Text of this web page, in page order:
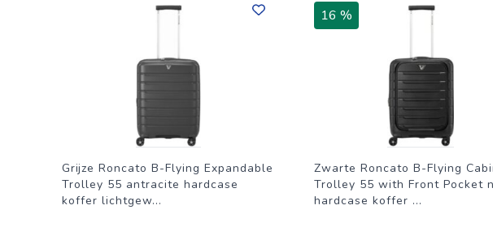
douane of security. Ons advies is, gebruik een TSA slot om onnodige
Grijze Roncato B-Flying Expandable
Trolley 55 antracite hardcase
koffer lichtgew...
16 %
Zwarte Roncato B-Flying
Trolley 55 with Front Pocket
hardcase koffer ...